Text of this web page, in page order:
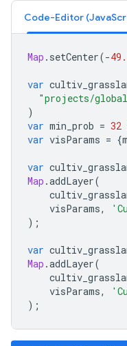
Map . setCenter(-
var
"projects/
)
var min_prob = 32
var visParams = {
var
Map .addLayer(
visParams,
);
var
Map .addLayer(
visParams,
);